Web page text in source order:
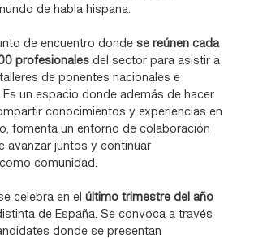
de habla hispana.
de encuentro donde se reúnen cada
profesionales del sector para asistir a
de ponentes nacionales e
Es un espacio donde además de hacer
conocimientos y experiencias en
fomenta un entorno de colaboración
avanzar juntos y continuar
comunidad.
celebra en elúltimo trimestre del año
de España. Se convoca a través
donde se presentan